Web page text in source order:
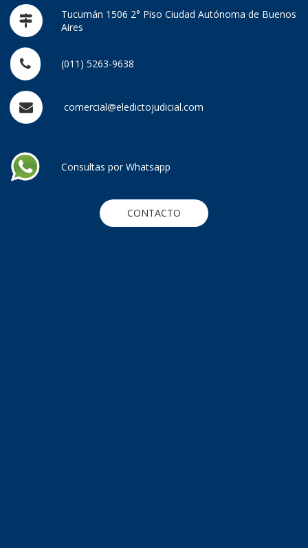
Tucumán 1506 2° Piso Ciudad Autónoma de Buenos
Aires
(011) 5263-9638
comercial@eledictojudicial.com
Consultas por Whatsapp
CONTACTO